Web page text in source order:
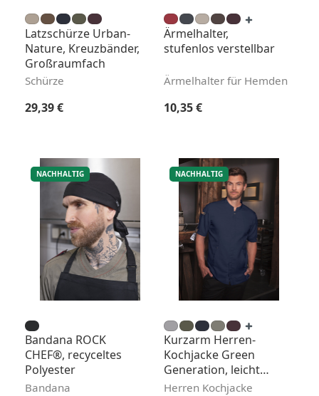
Latzschürze Urban-
Nature, Kreuzbänder,
Großraumfach
Schürze
Regulärer Preis:
29,39 €
Ärmelhalter,
stufenlos verstellbar
Ärmelhalter für Hemden
Regulärer Preis:
10,35 €
NACHHALTIG
Bandana ROCK
CHEF®, recyceltes
Polyester
Bandana
NACHHALTIG
Kurzarm Herren-
Kochjacke Green
Generation, leicht
tailliert
Herren Kochjacke